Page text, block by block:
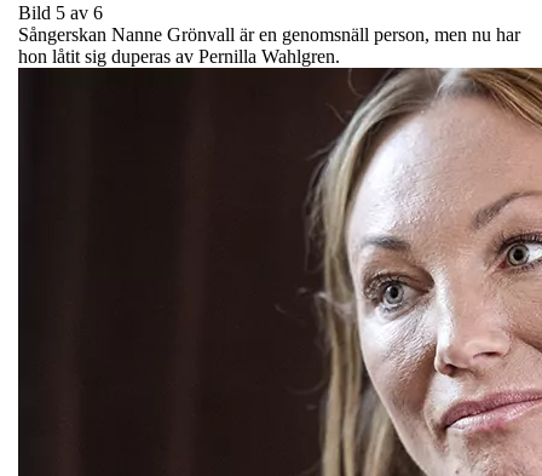
Bild 5 av 6
Sångerskan Nanne Grönvall är en genomsnäll person, men nu har
hon låtit sig duperas av Pernilla Wahlgren.